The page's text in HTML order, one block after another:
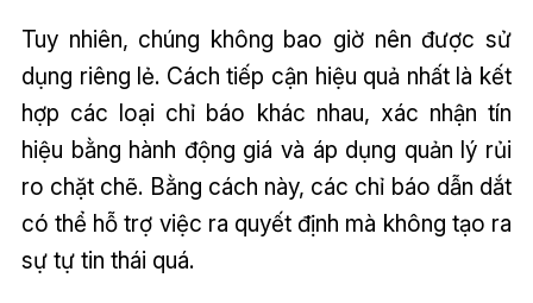
Tuy nhiên, chúng không bao giờ nên được sử
dụng riêng lẻ. Cách tiếp cận hiệu quả nhất là kết
hợp các loại chỉ báo khác nhau, xác nhận tín
hiệu bằng hành động giá và áp dụng quản lý rủi
ro chặt chẽ. Bằng cách này, các chỉ báo dẫn dắt
có thể hỗ trợ việc ra quyết định mà không tạo ra
sự tự tin thái quá.